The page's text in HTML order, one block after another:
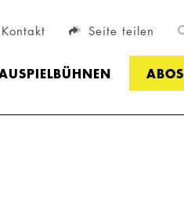
Kontakt Seite teilen
ABOS